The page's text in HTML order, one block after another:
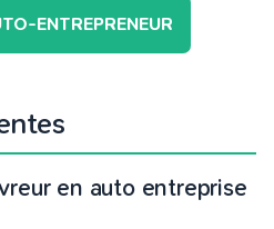
ENTREPRENEUR
en auto entreprise